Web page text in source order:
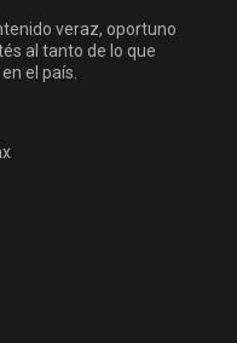
veraz, oportuno
al tanto de lo que
el país.